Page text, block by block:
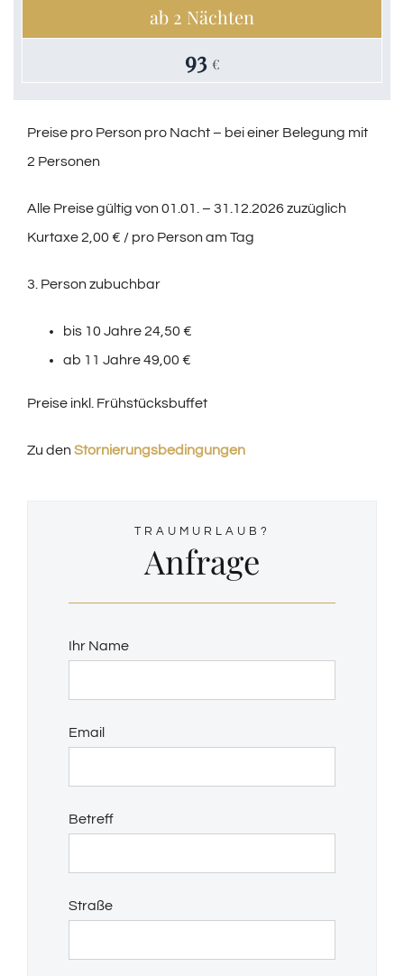
ab 2 Nächten
93 €
Preise pro Person pro Nacht – bei einer Belegung mit
2 Personen
Alle Preise gültig von 01.01. – 31.12.2026 zuzüglich
Kurtaxe 2,00 € / pro Person am Tag
3. Person zubuchbar
bis 10 Jahre 24,50 €
ab 11 Jahre 49,00 €
Preise inkl. Frühstücksbuffet
Zu den Stornierungsbedingungen
TRAUMURLAUB?
Anfrage
Ihr Name
Email
Betreff
Straße